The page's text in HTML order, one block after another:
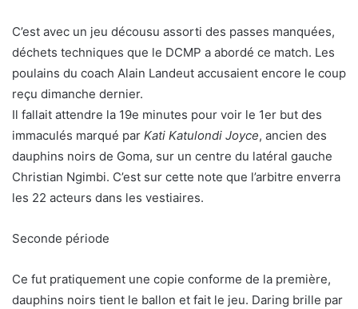
C’est avec un jeu décousu assorti des passes manquées,
déchets techniques que le DCMP a abordé ce match. Les
poulains du coach Alain Landeut accusaient encore le coup
reçu dimanche dernier.
Il fallait attendre la 19e minutes pour voir le 1er but des
immaculés marqué par Kati Katulondi Joyce, ancien des
dauphins noirs de Goma, sur un centre du latéral gauche
Christian Ngimbi. C’est sur cette note que l’arbitre enverra
les 22 acteurs dans les vestiaires.
Seconde période
Ce fut pratiquement une copie conforme de la première,
dauphins noirs tient le ballon et fait le jeu. Daring brille par